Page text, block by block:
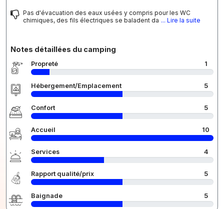
Pas d'évacuation des eaux usées y compris pour les WC
chimiques, des fils électriques se baladent da ... Lire la suite
Notes détaillées du camping
Propreté 1
Hébergement/Emplacement 5
Confort 5
Accueil 10
Services 4
Rapport qualité/prix 5
Baignade 5